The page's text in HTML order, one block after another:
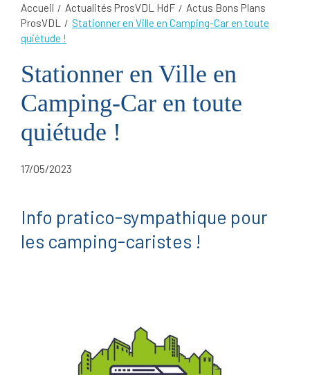
Accueil Actualités ProsVDL HdF
Actus Bons Plans
ProsVDL
Stationner en Ville en Camping-Car en toute
quiétude !
Stationner en Ville en
Camping-Car en toute
quiétude !
17/05/2023
Info pratico-sympathique pour
les camping-caristes !